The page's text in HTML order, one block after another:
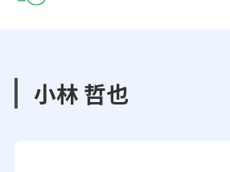
小林 哲也